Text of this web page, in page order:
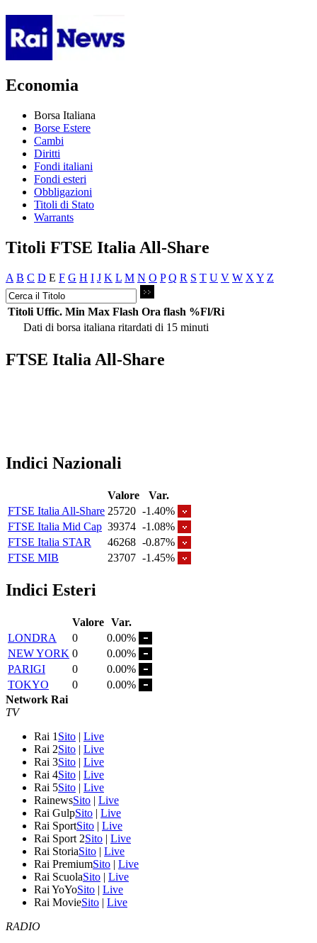
Economia
Borsa Italiana
Borse Estere
Cambi
Diritti
Fondi italiani
Fondi esteri
Obbligazioni
Titoli di Stato
Warrants
Titoli FTSE Italia All-Share
A B C D E F G H I J K L M N O P Q R S T U V W X Y Z
Titoli Uffic. Min Max Flash Ora flash %Fl/Ri
Dati di borsa italiana ritardati di 15 minuti
FTSE Italia All-Share
Indici Nazionali
Valore
Var.
FTSE Italia All-Share 25720 -1.40%
FTSE Italia Mid Cap 39374 -1.08%
FTSE Italia STAR
46268 -0.87%
FTSE MIB
23707 -1.45%
Indici Esteri
Valore Var.
LONDRA
0
0.00%
NEW YORK 0
0.00%
PARIGI
0
0.00%
TOKYO
0
0.00%
Network Rai
TV
Rai 1 Sito | Live
Rai 2Sito | Live
Rai 3Sito | Live
Rai 4Sito | Live
Rai 5Sito | Live
RainewsSito | Live
Rai GulpSito | Live
Rai SportSito | Live
Rai Sport 2Sito | Live
Rai StoriaSito | Live
Rai PremiumSito | Live
Rai ScuolaSito | Live
Rai YoYoSito | Live
Rai MovieSito | Live
RADIO